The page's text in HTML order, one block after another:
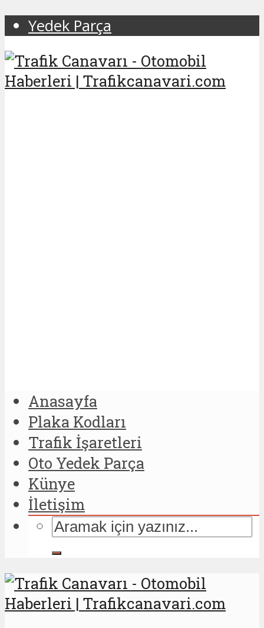
Yedek Parça
Anasayfa
Plaka Kodları
Trafik İşaretleri
Oto Yedek Parça
Künye
İletişim